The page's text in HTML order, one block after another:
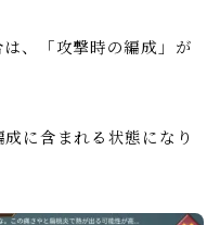
、「攻撃時の編成」が
に含まれる状態になり